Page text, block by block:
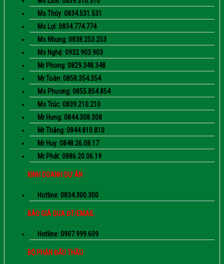
Ms Thúy: 0834.531.531
Ms Lợi: 0834.774.774
Ms Nhung: 0838.253.253
Ms Nghệ: 0932.903.903
Mr Phong: 0829.348.348
Mr Toàn: 0858.354.354
Ms Phương: 0855.854.854
Ms Trúc: 0839.210.210
Mr Hưng: 0844.308.308
Mr Thắng: 0844.810.810
Mr Huy: 0848.26.08.17
Mr Phát: 0886.20.06.19
KINH DOANH DỰ ÁN
Hotline: 0834.300.300
BÁO GIÁ QUA ĐT/EMAIL
Hotline: 0907.999.609
BỘ PHẬN ĐẤU THẦU